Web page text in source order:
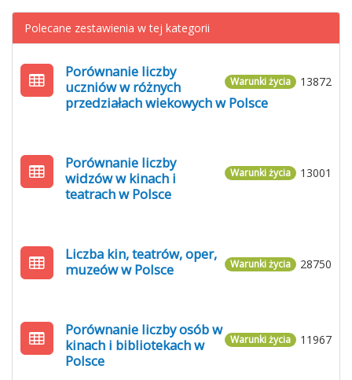
Polecane zestawienia w tej kategorii
13872
Warunki życia
Porównanie liczby
uczniów w różnych
przedziałach wiekowych w Polsce
13001
Warunki życia
Porównanie liczby
widzów w kinach i
teatrach w Polsce
28750
Warunki życia
Liczba kin, teatrów, oper,
muzeów w Polsce
11967
Warunki życia
Porównanie liczby osób w
kinach i bibliotekach w
Polsce